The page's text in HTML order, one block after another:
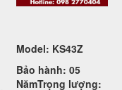
Model: KS43Z
Bảo hành: 05
NămTrọng lượng: